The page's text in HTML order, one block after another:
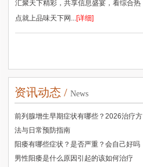
汇聚天下精彩，共享信息盛宴，看综合热
点就上品味天下网... [详细]
资讯动态 / News
前列腺增生早期症状有哪些？2026治疗方
法与日常预防指南
阳痿有哪些症状？是否严重？会自己好吗
男性阳痿是什么原因引起的该如何治疗